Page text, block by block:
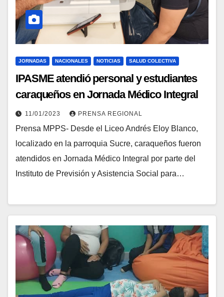
JORNADAS NACIONALES NOTICIAS SALUD COLECTIVA
IPASME atendió personal y estudiantes
caraqueños en Jornada Médico Integral
11/01/2023 PRENSA REGIONAL
Prensa MPPS- Desde el Liceo Andrés Eloy Blanco,
localizado en la parroquia Sucre, caraqueños fueron
atendidos en Jornada Médico Integral por parte del
Instituto de Previsión y Asistencia Social para…